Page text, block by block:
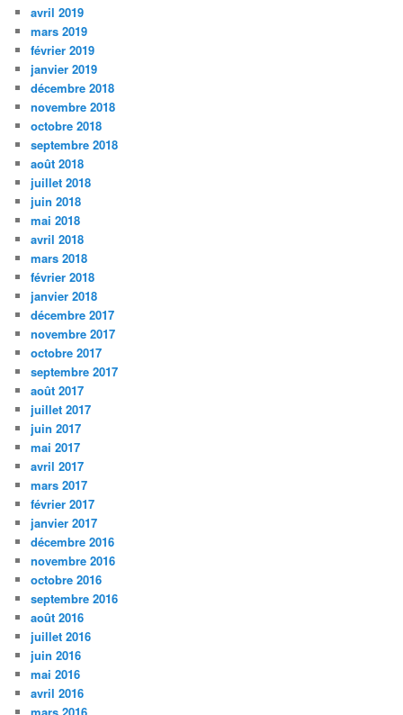
avril 2019
mars 2019
février 2019
janvier 2019
décembre 2018
novembre 2018
octobre 2018
septembre 2018
août 2018
juillet 2018
juin 2018
mai 2018
avril 2018
mars 2018
février 2018
janvier 2018
décembre 2017
novembre 2017
octobre 2017
septembre 2017
août 2017
juillet 2017
juin 2017
mai 2017
avril 2017
mars 2017
février 2017
janvier 2017
décembre 2016
novembre 2016
octobre 2016
septembre 2016
août 2016
juillet 2016
juin 2016
mai 2016
avril 2016